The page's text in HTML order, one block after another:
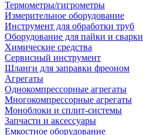
Термометры/гигрометры
Измерительное оборудование
Инструмент для обработки труб
Оборудование для пайки и сварки
Химические средства
Сервисный инструмент
Шланги для заправки фреоном
Агрегаты
Однокомпрессорные агрегаты
Многокомпрессорные агрегаты
Моноблоки и сплит-системы
Запчасти и аксессуары
Емкостное оборудование